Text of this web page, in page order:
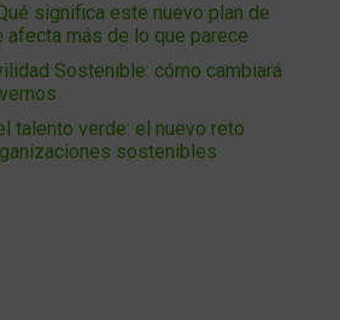
significa este nuevo plan de
más de lo que parece
Sostenible: cómo cambiará
talento verde: el nuevo reto
sostenibles